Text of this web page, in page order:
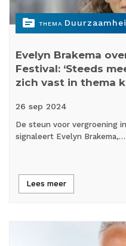
topic THEMA
Evelyn Brakema
Festival: ‘Steeds
zich vast in thema
26 sep 2024
De steun voor vergroening
signaleert Evelyn Brakema,…
Lees meer